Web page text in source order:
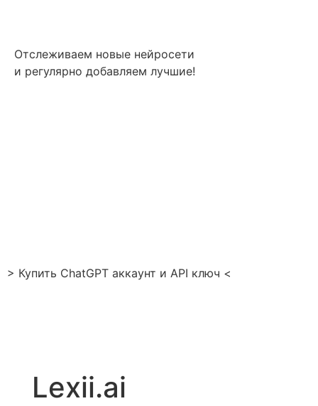
Отслеживаем новые нейросети
и регулярно добавляем лучшие!
> Купить ChatGPT аккаунт и API ключ <
Lexii.ai